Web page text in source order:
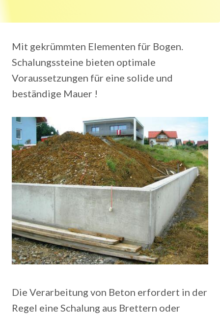
Mit gekrümmten Elementen für Bogen.
Schalungssteine bieten optimale
Voraussetzungen für eine solide und
beständige Mauer !
Die Verarbeitung von Beton erfordert in der
Regel eine Schalung aus Brettern oder